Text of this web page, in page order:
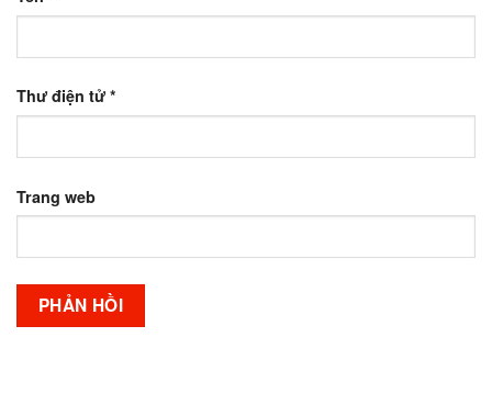
Thư điện tử *
Trang web